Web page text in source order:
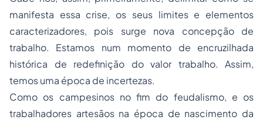
manifesta essa crise, os seus limites e elementos
caracterizadores, pois surge nova concepção de
trabalho. Estamos num momento de encruzilhada
histórica de redefinição do valor trabalho. Assim,
temos uma época de incertezas.
Como os campesinos no fim do feudalismo, e os
trabalhadores artesãos na época de nascimento da